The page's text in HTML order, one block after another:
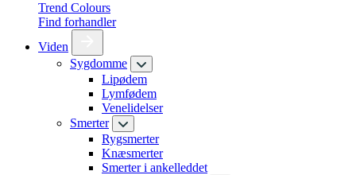
Trend Colours
Find forhandler
Viden
Sygdomme
Lipødem
Lymfødem
Venelidelser
Smerter
Rygsmerter
Knæsmerter
Smerter i ankelleddet